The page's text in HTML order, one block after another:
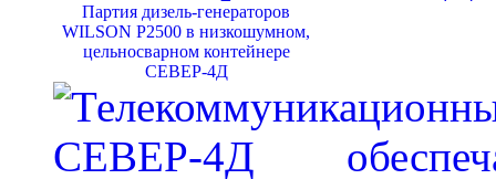
Партия дизель-генераторов
WILSON P2500 в низкошумном,
цельносварном контейнере
СЕВЕР-4Д